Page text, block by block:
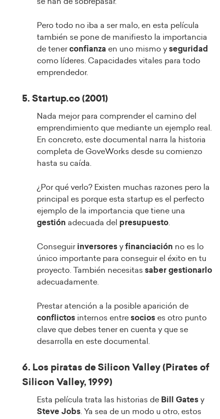
se han de sobrepasar.
Pero todo no iba a ser malo, en esta película
también se pone de manifiesto la importancia
de tenerconfianza en uno mismo y seguridad
como líderes. Capacidades vitales para todo
emprendedor.
5. Startup.co (2001)
Nada mejor para comprender el camino del
emprendimiento que mediante un ejemplo real.
En concreto, este documental narra la historia
completa de GoveWorks desde su comienzo
hasta su caída.
¿Por qué verlo? Existen muchas razones pero la
principal es porque esta startup es el perfecto
ejemplo de la importancia que tiene una
gestión adecuada del presupuesto.
Conseguirinversores y financiación no es lo
único importante para conseguir el éxito en tu
proyecto. También necesitas saber gestionarlo
adecuadamente.
Prestar atención a la posible aparición de
conflictos internos entre socios es otro punto
clave que debes tener en cuenta y que se
desarrolla en este documental.
6. Los piratas de Silicon Valley (Pirates of
Silicon Valley, 1999)
Esta película trata las historias de Bill Gates y
Steve Jobs. Ya sea de un modo u otro, estos